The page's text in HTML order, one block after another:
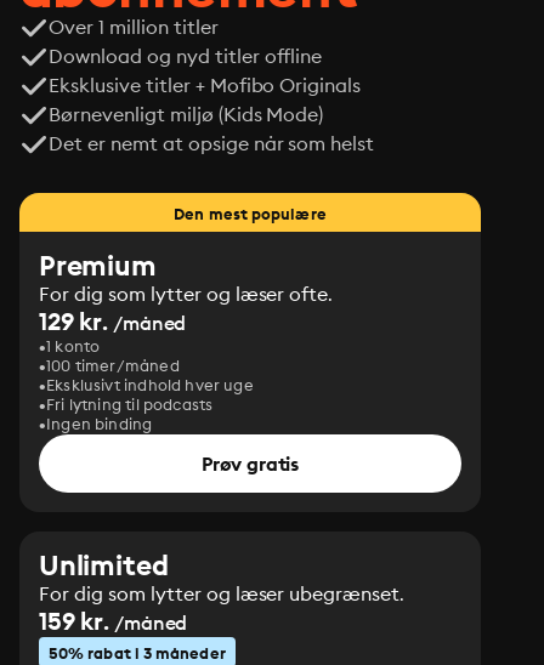
Over 1 million titler
Download og nyd titler offline
Eksklusive titler + Mofibo Originals
Børnevenligt miljø (Kids Mode)
Det er nemt at opsige når som helst
Den mest populære
Premium
For dig som lytter og læser ofte.
129 kr. /måned
1 konto
100 timer/måned
Eksklusivt indhold hver uge
Fri lytning til podcasts
Ingen binding
Prøv gratis
Unlimited
For dig som lytter og læser ubegrænset.
159 kr. /måned
50% rabat i 3 måneder